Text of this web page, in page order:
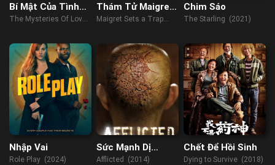
Bí Mật Của Tình
Yêu
The Mysteries Of Love
Thám Tử Maigret-
Cạm Bẫy
Maigret Sets a Trap
Chim Sáo
The Starling (2021)
Nhập Vai
Role Play (2024)
Sức Mạnh Dị
Thường
Afflicted (2014)
Chết Để Hồi Sinh
Dying to Survive (2018)